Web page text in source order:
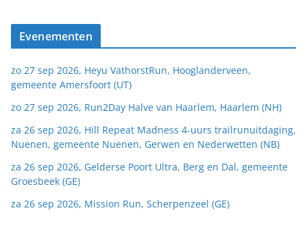
Evenementen
zo 27 sep 2026, Heyu VathorstRun, Hooglanderveen,
gemeente Amersfoort (UT)
zo 27 sep 2026, Run2Day Halve van Haarlem, Haarlem (NH)
za 26 sep 2026, Hill Repeat Madness 4-uurs trailrunuitdaging,
Nuenen, gemeente Nuenen, Gerwen en Nederwetten (NB)
za 26 sep 2026, Gelderse Poort Ultra, Berg en Dal, gemeente
Groesbeek (GE)
za 26 sep 2026, Mission Run, Scherpenzeel (GE)